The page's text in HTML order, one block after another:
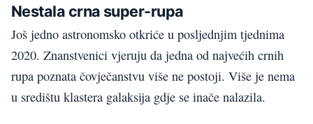
Nestala crna super-rupa
Još jedno astronomsko otkriće u posljednjim tjednima
2020. Znanstvenici vjeruju da jedna od najvećih crnih
rupa poznata čovječanstvu više ne postoji. Više je nema
u središtu klastera galaksija gdje se inače nalazila.